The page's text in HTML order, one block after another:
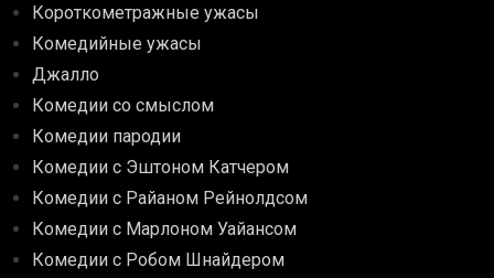
Короткометражные ужасы
Комедийные ужасы
Джалло
Комедии со смыслом
Комедии пародии
Комедии с Эштоном Катчером
Комедии с Райаном Рейнолдсом
Комедии с Марлоном Уайансом
Комедии с Робом Шнайдером